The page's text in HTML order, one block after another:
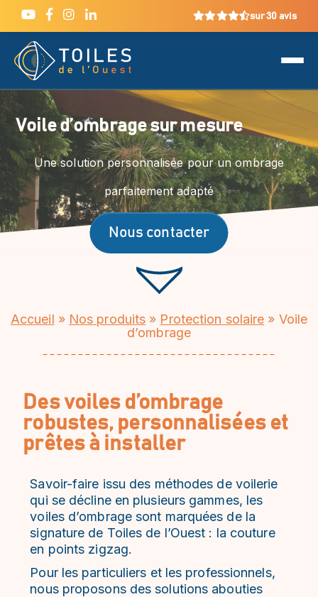
sur 30 avis
Voile dʼombrage sur mesure
Une solution personnalisée pour un ombrage
parfaitement adapté
Nous contacter
Accueil » Nos produits » Protection solaire » Voile
dʼombrage
Des voiles d’ombrage
robustes, personnalisées et
prêtes à installer
Savoir-faire issu des méthodes de voilerie
qui se décline en plusieurs gammes, les
voiles d’ombrage sont marquées de la
signature de Toiles de l’Ouest : la couture
en points zigzag.
Pour les particuliers et les professionnels,
nous proposons des solutions abouties